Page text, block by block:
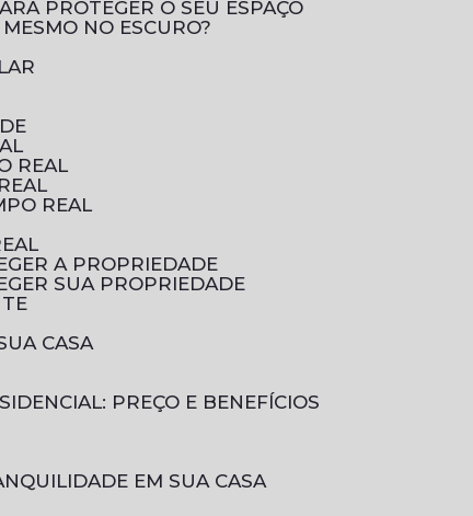
PROTEGER O SEU ESPAÇO
NO ESCURO?
REAL
REAL
A PROPRIEDADE
SUA PROPRIEDADE
CASA
PREÇO E BENEFÍCIOS
EM SUA CASA